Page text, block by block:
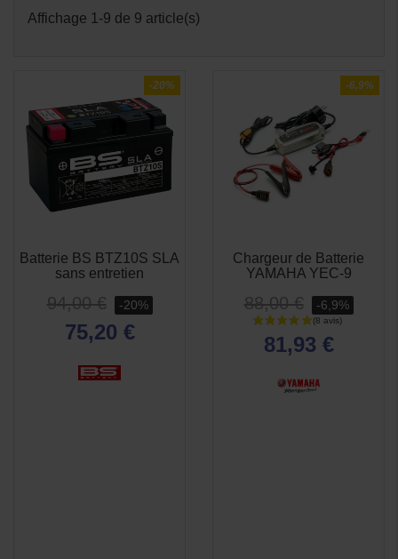
Affichage 1-9 de 9 article(s)
-20%
Batterie BS BTZ10S SLA
sans entretien
94,00 € -20%
75,20 €
-6,9%
Chargeur de Batterie
YAMAHA YEC-9
88,00 € -6,9%
81,93 €
 APERÇU
RAPIDE
APERÇU
RAPIDE